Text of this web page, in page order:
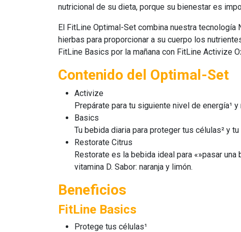
nutricional de su dieta, porque su bienestar es
El FitLine Optimal-Set combina nuestra tecnología
hierbas para proporcionar a su cuerpo los
FitLine Basics por la mañana con FitLine Activize
Contenido del Optimal-Set
Activize
Prepárate para tu siguiente nivel de energía¹
Basics
Tu bebida diaria para proteger tus células² y
Restorate Citrus
Restorate es la bebida ideal para «»pasar
vitamina D. Sabor: naranja y limón.
Beneficios
FitLine Basics
Protege tus células¹